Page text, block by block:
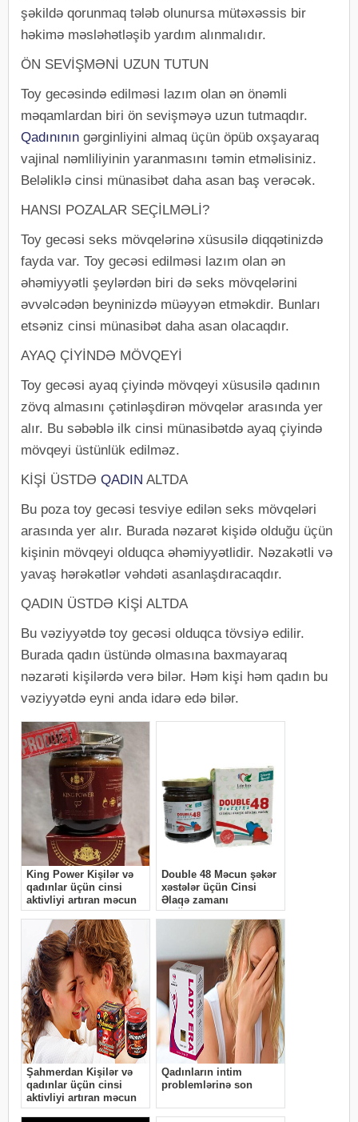
şəkildə qorunmaq tələb olunursa mütəxəssis bir
həkimə məsləhətləşib yardım alınmalıdır.
ÖN SEVİŞMƏNİ UZUN TUTUN
Toy gecəsində edilməsi lazım olan ən önəmli
məqamlardan biri ön sevişməyə uzun tutmaqdır.
Qadınının gərginliyini almaq üçün öpüb oxşayaraq
vajinal nəmliliyinin yaranmasını təmin etməlisiniz.
Beləliklə cinsi münasibət daha asan baş verəcək.
HANSI POZALAR SEÇİLMƏLİ?
Toy gecəsi seks mövqelərinə xüsusilə diqqətinizdə
fayda var. Toy gecəsi edilməsi lazım olan ən
əhəmiyyətli şeylərdən biri də seks mövqelərini
əvvəlcədən beyninizdə müəyyən etməkdir. Bunları
etsəniz cinsi münasibət daha asan olacaqdır.
AYAQ ÇİYİNDƏ MÖVQEYİ
Toy gecəsi ayaq çiyində mövqeyi xüsusilə qadının
zövq almasını çətinləşdirən mövqelər arasında yer
alır. Bu səbəblə ilk cinsi münasibətdə ayaq çiyində
mövqeyi üstünlük edilməz.
KİŞİ ÜSTDƏ QADIN ALTDA
Bu poza toy gecəsi tesviye edilən seks mövqeləri
arasında yer alır. Burada nəzarət kişidə olduğu üçün
kişinin mövqeyi olduqca əhəmiyyətlidir. Nəzakətli və
yavaş hərəkətlər vəhdəti asanlaşdıracaqdır.
QADIN ÜSTDƏ KİŞİ ALTDA
Bu vəziyyətdə toy gecəsi olduqca tövsiyə edilir.
Burada qadın üstündə olmasına baxmayaraq
nəzarəti kişilərdə verə bilər. Həm kişi həm qadın bu
vəziyyətdə eyni anda idarə edə bilər.